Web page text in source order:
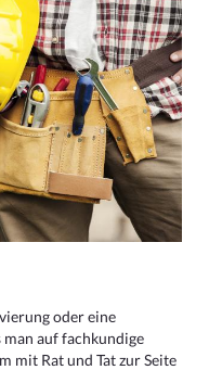
oder eine
man auf fachkundige
mit Rat und Tat zur Seite